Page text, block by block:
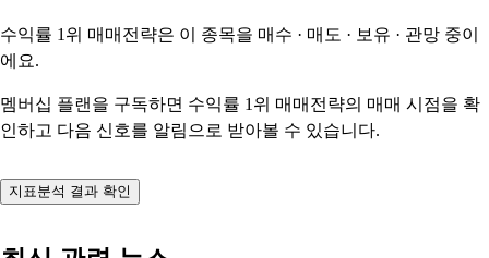
수익률 1위 매매전략은 이 종목을 매수 · 매도 · 보유 · 관망 중이
에요.
멤버십 플랜을 구독하면 수익률 1위 매매전략의 매매 시점을 확
인하고 다음 신호를 알림으로 받아볼 수 있습니다.
지표분석 결과 확인